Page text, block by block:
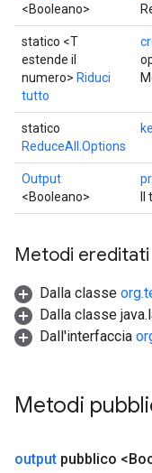
<Booleano>
statico <T
estende il
numero> Riduci
tutto
statico
ReduceAll.Options
Output
<Booleano>
Metodi ereditati
Dalla classe
Dalla classe
Dall'interfaccia
Metodi
output pubblico